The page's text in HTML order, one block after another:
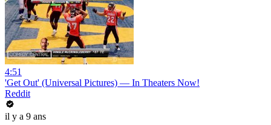
4:51
'Get Out' (Universal Pictures) — In Theaters Now!
Reddit
il y a 9 ans